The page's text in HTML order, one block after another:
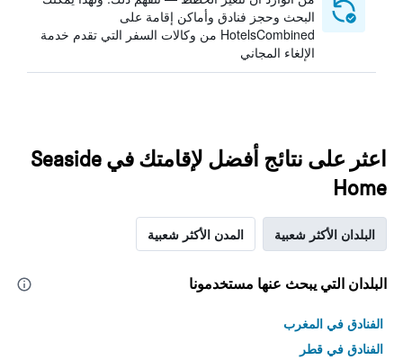
البحث وحجز فنادق وأماكن إقامة على
HotelsCombined من وكالات السفر التي تقدم خدمة
الإلغاء المجاني
اعثر على نتائج أفضل لإقامتك في Seaside
Home
البلدان الأكثر شعبية المدن الأكثر شعبية
البلدان التي يبحث عنها مستخدمونا
الفنادق في المغرب
الفنادق في قطر